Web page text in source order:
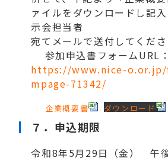
ァイルをダウンロードし記
示会担当者
宛てメールで送付してくださ
参加申込書フォームURL：
https://www.nice-
mpage-71342/
企業概要書 ダウンロード
７．申込期限
令和8年5月29日（金） 午後